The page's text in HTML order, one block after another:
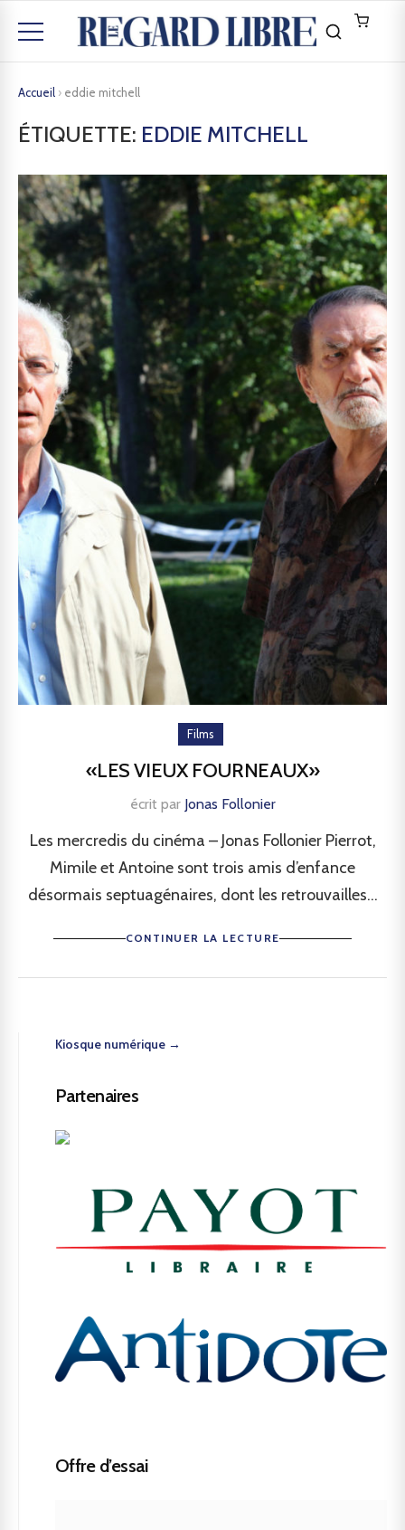
Accueil › eddie mitchell
ÉTIQUETTE: EDDIE MITCHELL
Films
«LES VIEUX FOURNEAUX»
écrit par Jonas Follonier
Les mercredis du cinéma – Jonas Follonier Pierrot,
Mimile et Antoine sont trois amis d’enfance
désormais septuagénaires, dont les retrouvailles...
CONTINUER LA LECTURE
Kiosque numérique →
Partenaires
Offre d’essai